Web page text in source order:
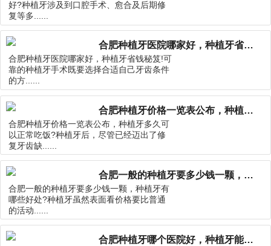
好?种植牙涉及到口腔手术、愈合及后期修
复等多......
合肥种植牙医院哪家好，种植牙省钱秘笈!
合肥种植牙医院哪家好，种植牙省钱秘笈!可
靠的种植牙手术既要选择合适自己牙齿条件
的方......
合肥种植牙价格一览表公布，种植牙多久可以正常吃饭?
合肥种植牙价格一览表公布，种植牙多久可
以正常吃饭?种植牙后，尽管已经迈出了修
复牙齿缺......
合肥一般的种植牙要多少钱一颗，种植牙有哪些好处?
合肥一般的种植牙要多少钱一颗，种植牙有
哪些好处?种植牙虽然表面看价格要比普通
的活动......
合肥种植牙哪个医院好，种植牙能用一辈子吗?